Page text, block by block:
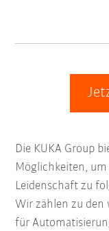
Die KUKA Group
Möglichkeiten,
Leidenschaft zu
Wir zählen zu
für